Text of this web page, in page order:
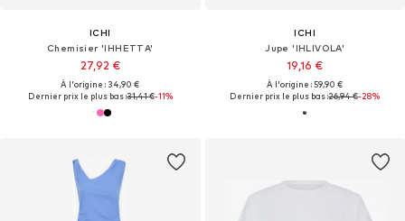
ICHI
Chemisier 'IHHETTA'
27,92 €
À l'origine : 34,90 €
Dernier prix le plus bas :31,41 €-11%
ICHI
Jupe 'IHLIVOLA'
19,16 €
À l'origine : 59,90 €
Dernier prix le plus bas :26,94 €-28%